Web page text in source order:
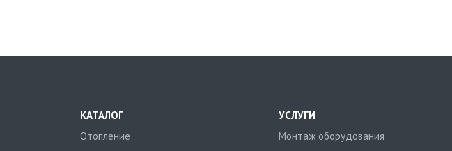
КАТАЛОГ
Отопление
УСЛУГИ
Монтаж оборудования